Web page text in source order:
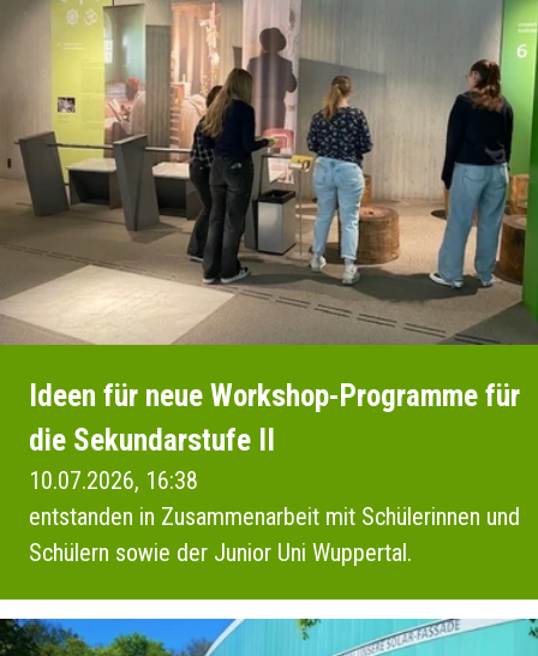
Ideen für neue Workshop-Programme für
die Sekundarstufe II
10.07.2026, 16:38
entstanden in Zusammenarbeit mit Schülerinnen und
Schülern sowie der Junior Uni Wuppertal.